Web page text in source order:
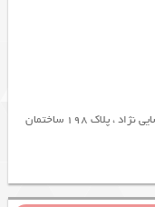
آدرس : تهران ، بلوار مرزداران ، بعد از خیابان رضایی نژاد ، پلاک 198 ساختمان